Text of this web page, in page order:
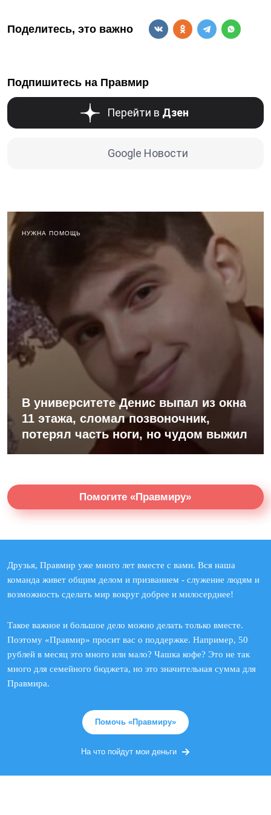
Поделитесь, это важно
Подпишитесь на Правмир
Перейти в Дзен
Google Новости
НУЖНА ПОМОЩЬ
В университете Денис выпал из окна
11 этажа, сломал позвоночник,
потерял часть ноги, но чудом выжил
Помогите «Правмиру»
Друзья, Правмир уже много лет вместе с вами. Вся наша
команда живет общим делом и призванием - служение людям и
возможность сделать мир вокруг добрее и милосерднее!
Такое важное и большое дело можно делать только вместе.
Поэтому «Правмир» просит вас о поддержке. Например, 50
рублей в месяц это много или мало? Чашка кофе? Это не так
много для семейного бюджета, но это значительная сумма для
Правмира.
Помочь «Правмиру»
На что пойдут мои деньги